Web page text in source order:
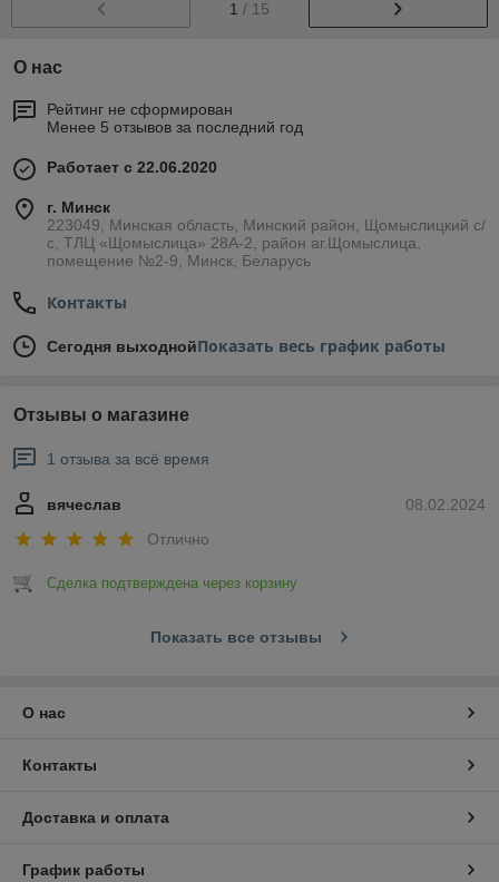
1 / 15
О нас
Рейтинг не сформирован
Менее 5 отзывов за последний год
Работает с 22.06.2020
г. Минск
223049, Минская область, Минский район, Щомыслицкий с/
с, ТЛЦ «Щомыслица» 28А-2, район аг.Щомыслица,
помещение №2-9, Минск, Беларусь
Контакты
Сегодня выходнойПоказать весь график работы
Отзывы о магазине
1 отзыва за всё время
08.02.2024
вячеслав
Отлично
Сделка подтверждена через корзину
Показать все отзывы
О нас
Контакты
Доставка и оплата
График работы